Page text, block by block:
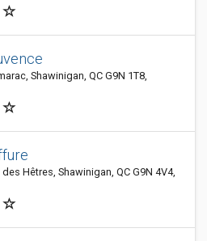
Shawinigan, QC G9N 1T8,
Hêtres, Shawinigan, QC G9N 4V4,